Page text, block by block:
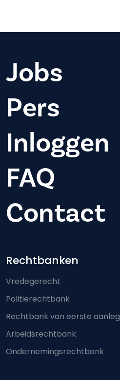
Jobs
Pers
Inloggen
FAQ
Contact
Footer-menu
Rechtbanken
Vredegerecht
Politierechtbank
Rechtbank van eerste aanleg
Arbeidsrechtbank
Ondernemingsrechtbank